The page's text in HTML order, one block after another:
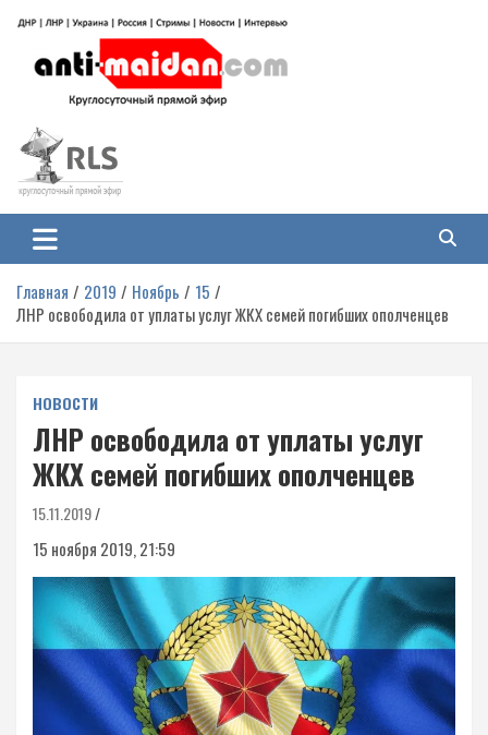
содержимому
Антимайдан: Гражданская война
на Украине
гражданской войне на Украине, включая события в Новороссии, ДНР,
ЛНР и других регионах.
Главная 2019 Ноябрь
15
ЛНР освободила от уплаты услуг ЖКХ семей погибших ополченцев
НОВОСТИ
ЛНР освободила от уплаты услуг
ЖКХ семей погибших ополченцев
15.11.2019
15 ноября 2019, 21:59